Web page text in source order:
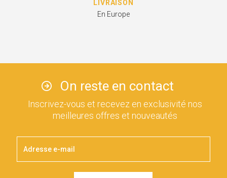
LIVRAISON
En Europe
On reste en contact
Inscrivez-vous et recevez en exclusivité nos
meilleures offres et nouveautés